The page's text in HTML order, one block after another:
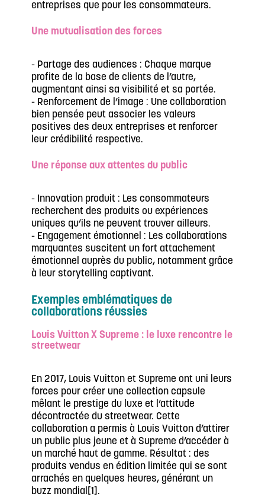
entreprises que pour les consommateurs.
Une mutualisation des forces
- Partage des audiences : Chaque marque
profite de la base de clients de l’autre,
augmentant ainsi sa visibilité et sa portée.
- Renforcement de l’image : Une collaboration
bien pensée peut associer les valeurs
positives des deux entreprises et renforcer
leur crédibilité respective.
Une réponse aux attentes du public
- Innovation produit : Les consommateurs
recherchent des produits ou expériences
uniques qu’ils ne peuvent trouver ailleurs.
- Engagement émotionnel : Les collaborations
marquantes suscitent un fort attachement
émotionnel auprès du public, notamment grâce
à leur storytelling captivant.
Exemples emblématiques de
collaborations réussies
Louis Vuitton X Supreme : le luxe rencontre le
streetwear
En 2017, Louis Vuitton et Supreme ont uni leurs
forces pour créer une collection capsule
mêlant le prestige du luxe et l’attitude
décontractée du streetwear. Cette
collaboration a permis à Louis Vuitton d’attirer
un public plus jeune et à Supreme d’accéder à
un marché haut de gamme. Résultat : des
produits vendus en édition limitée qui se sont
arrachés en quelques heures, générant un
buzz mondial[1].